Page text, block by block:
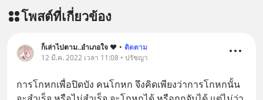
โพสต์ที่เกี่ยวข้อง
ก็เล่าไปตาม..อำเภอใจ ❤️ • ติดตาม
12 มี.ค. 2022 เวลา 11:08 • ปรัชญา
การโกหกเพื่อปิดบัง คนโกหก จึงคิดเพียงว่าการโกหกนั้น